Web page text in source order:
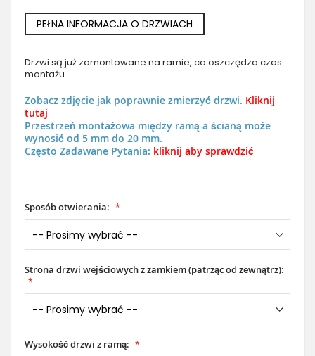
PEŁNA INFORMACJA O DRZWIACH
Drzwi są już zamontowane na ramie, co oszczędza czas
montażu.
Zobacz zdjęcie jak poprawnie zmierzyć drzwi. Kliknij
tutaj
Przestrzeń montażowa między ramą a ścianą może
wynosić od 5 mm do 20 mm.
Często Zadawane Pytania: kliknij aby sprawdzić
Sposób otwierania:
Strona drzwi wejściowych z zamkiem (patrząc od zewnątrz):
Wysokość drzwi z ramą: